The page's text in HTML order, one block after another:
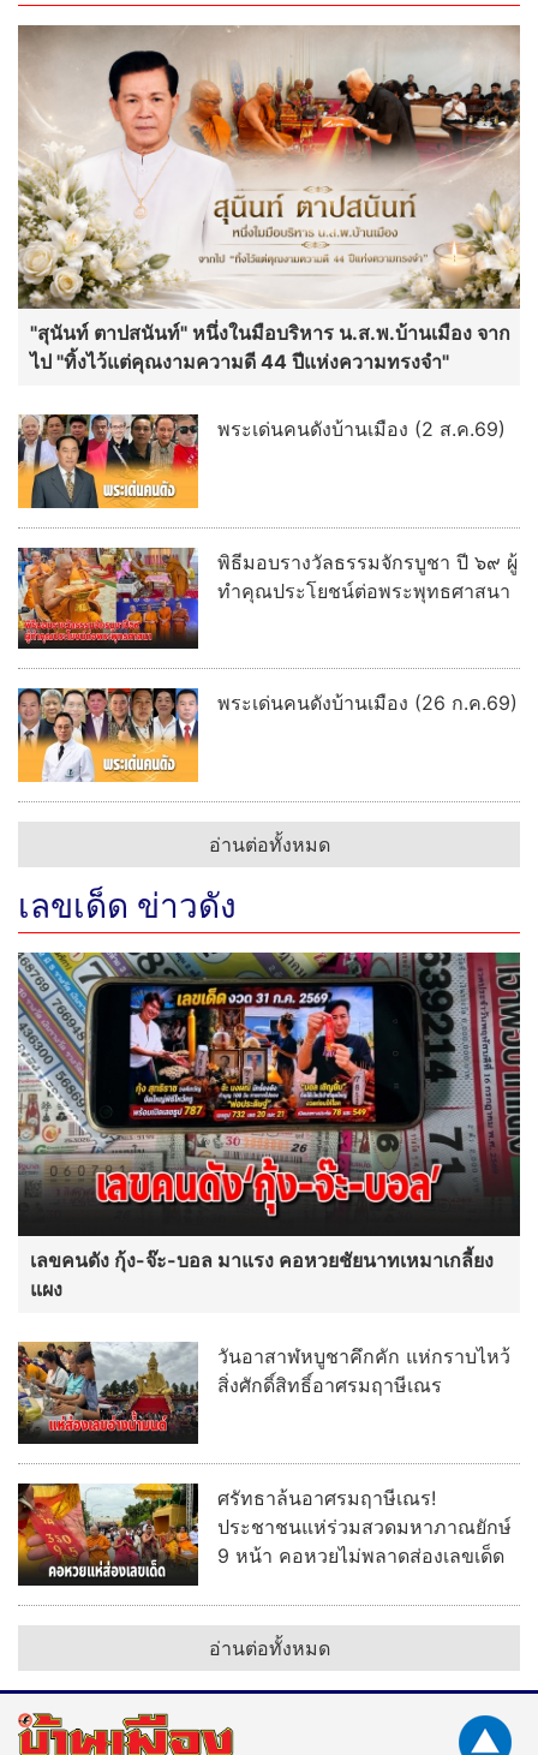
"สุนันท์ ตาปสนันท์" หนึ่งในมือบริหาร น.ส.พ.บ้านเมือง จาก
ไป "ทิ้งไว้แต่คุณงามความดี 44 ปีแห่งความทรงจำ"
พระเด่นคนดังบ้านเมือง (2 ส.ค.69)
พิธีมอบรางวัลธรรมจักรบูชา ปี ๖๙ ผู้
ทำคุณประโยชน์ต่อพระพุทธศาสนา
พระเด่นคนดังบ้านเมือง (26 ก.ค.69)
อ่านต่อทั้งหมด
เลขเด็ด ข่าวดัง
เลขคนดัง กุ้ง-จ๊ะ-บอล มาแรง คอหวยชัยนาทเหมาเกลี้ยง
แผง
วันอาสาฬหบูชาคึกคัก แห่กราบไหว้
สิ่งศักดิ์สิทธิ์อาศรมฤาษีเณร
ศรัทธาล้นอาศรมฤาษีเณร!
ประชาชนแห่ร่วมสวดมหาภาณยักษ์
9 หน้า คอหวยไม่พลาดส่องเลขเด็ด
อ่านต่อทั้งหมด